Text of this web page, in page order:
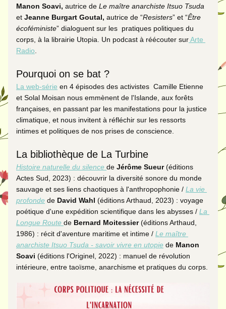
Manon Soavi, autrice de Le maître anarchiste Itsuo Tsuda
et Jeanne Burgart Goutal, autrice de “Resisters” et “Être
écoféministe” dialoguent sur les  pratiques politiques du
corps, à la librairie Utopia. Un podcast à réécouter sur Arte
Radio
Pourquoi on se bat ?
La web-série en 4 épisodes des activistes  Camille Etienne
et Solal Moisan nous emmènent de l'Islande, aux forêts
françaises, en passant par les manifestations pour la justice
climatique, et nous invitent à réfléchir sur les ressorts
intimes et politiques de nos prises de conscience.
La bibliothèque de La Turbine
Histoire naturelle du silence de Jérôme Sueur (éditions
Actes Sud, 2023) : découvrir la diversité sonore du monde
sauvage et ses liens chaotiques à l'anthropophonie / La vie
profonde de David Wahl (éditions Arthaud, 2023) : voyage
poétique d'une expédition scientifique dans les abysses / La
Longue Route de Bernard Moitessier (éditions Arthaud,
1986) : récit d'aventure maritime et intime / Le maître
anarchiste Itsuo Tsuda - savoir vivre en utopie de Manon
Soavi (éditions l'Originel, 2022) : manuel de révolution
intérieure, entre taoïsme, anarchisme et pratiques du corps.